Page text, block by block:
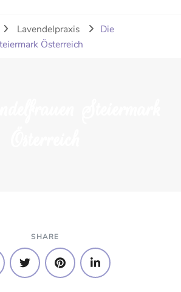
keine Produkte im Warenkorb.
Lavendelpraxis
Die
Österreich
SHARE